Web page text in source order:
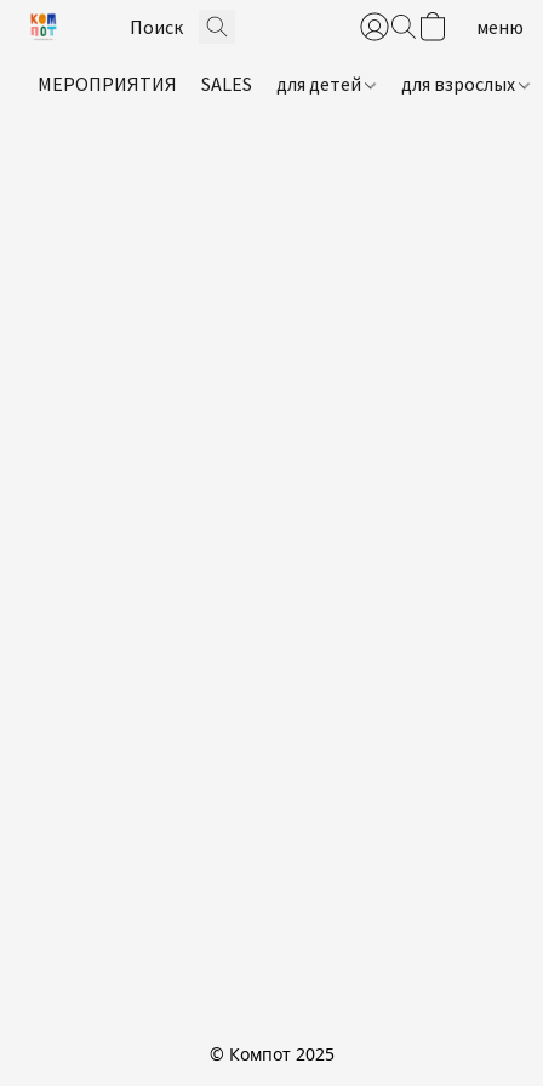
МЕРОПРИЯТИЯ SALES для детей для взрослых
© Компот 2025